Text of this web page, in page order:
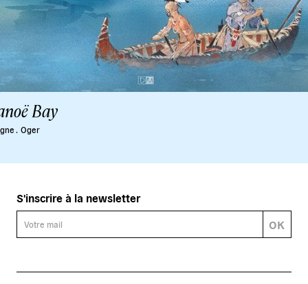
Bay
. Oger
S'inscrire à la newsletter
OK